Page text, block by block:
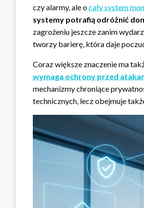
czy alarmy, ale ocały system
systemy potrafią odróżnić
zagrożeniu jeszcze zanim
tworzy barierę, która daje
Coraz większe znaczenie ma
wymaga ochrony przed
mechanizmy chroniące
technicznych, lecz obejmuje